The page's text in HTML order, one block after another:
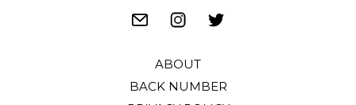
ABOUT
BACK NUMBER